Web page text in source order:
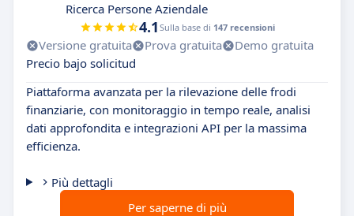
Ricerca Persone Aziendale
4.1 Sulla base di 147 recensioni
Versione gratuita Prova gratuita
Demo gratuita
Precio bajo solicitud
Piattaforma avanzata per la rilevazione delle frodi
finanziarie, con monitoraggio in tempo reale, analisi
dati approfondita e integrazioni API per la massima
efficienza.
Più dettagli
Per saperne di più